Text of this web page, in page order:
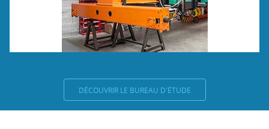
DÉCOUVRIR LE BUREAU D'ÉTUDE